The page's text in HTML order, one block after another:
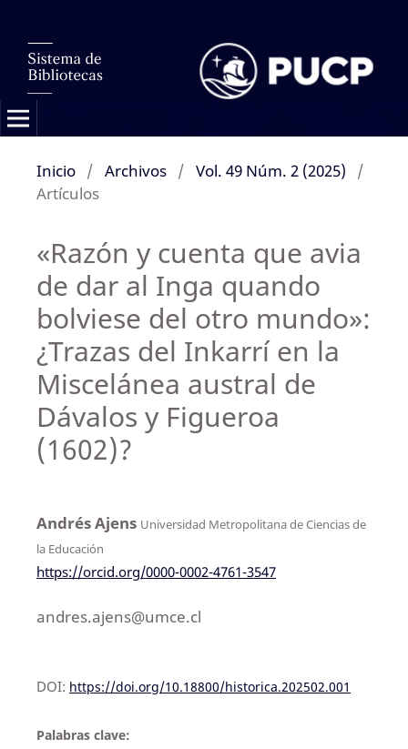
Inicio / Archivos / Vol. 49 Núm. 2 (2025)
/
Artículos
«Razón y cuenta que avia
de dar al Inga quando
bolviese del otro mundo»:
¿Trazas del Inkarrí en la
Miscelánea austral de
Dávalos y Figueroa
(1602)?
Andrés Ajens Universidad Metropolitana de Ciencias de
la Educación
https://orcid.org/0000-0002-4761-3547
andres.ajens@umce.cl
DOI: https://doi.org/10.18800/historica.202502.001
Palabras clave: